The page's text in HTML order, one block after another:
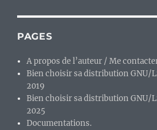
PAGES
A propos de l’auteur / Me
Bien choisir sa distribution GNU/
2019
Bien choisir sa distribution GNU/
2025
Documentations.